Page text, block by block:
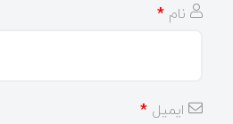
نام *
ایمیل *